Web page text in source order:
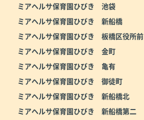
ミアヘルサ保育園ひびき 池袋
ミアヘルサ保育園ひびき 新船橋
ミアヘルサ保育園ひびき 板橋区役所前
ミアヘルサ保育園ひびき 金町
ミアヘルサ保育園ひびき 亀有
ミアヘルサ保育園ひびき 御徒町
ミアヘルサ保育園ひびき 新船橋北
ミアヘルサ保育園ひびき 新船橋第二